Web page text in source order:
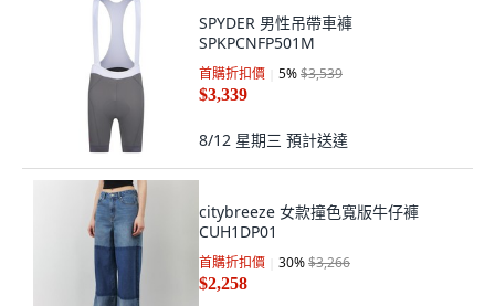
SPYDER 男性吊帶車褲
SPKPCNFP501M
首購折扣價 5%$3,539
$3,339
8/12 星期三 預計送達
citybreeze 女款撞色寬版牛仔褲
CUH1DP01
首購折扣價 30%$3,266
$2,258